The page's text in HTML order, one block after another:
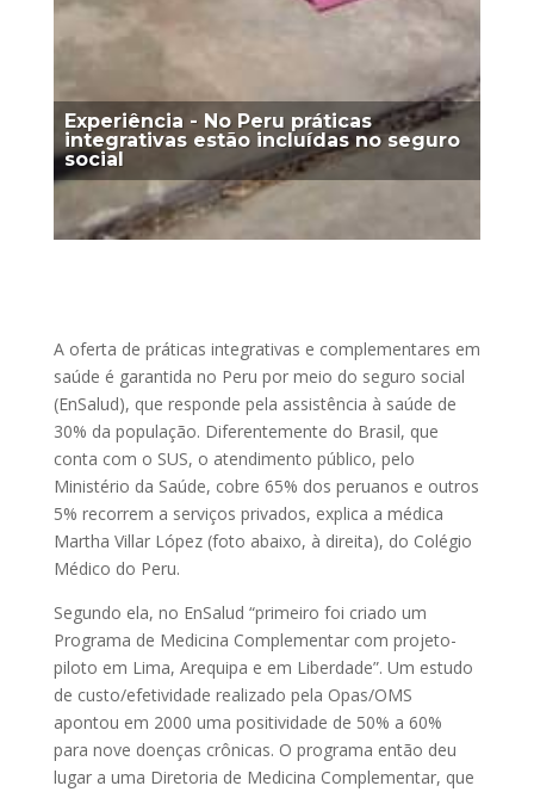
Experiência - No Peru práticas
integrativas estão incluídas no seguro
social
A oferta de práticas integrativas e complementares em
saúde é garantida no Peru por meio do seguro social
(EnSalud), que responde pela assistência à saúde de
30% da população. Diferentemente do Brasil, que
conta com o SUS, o atendimento público, pelo
Ministério da Saúde, cobre 65% dos peruanos e outros
5% recorrem a serviços privados, explica a médica
Martha Villar López (foto abaixo, à direita), do Colégio
Médico do Peru.
Segundo ela, no EnSalud “primeiro foi criado um
Programa de Medicina Complementar com projeto-
piloto em Lima, Arequipa e em Liberdade”. Um estudo
de custo/efetividade realizado pela Opas/OMS
apontou em 2000 uma positividade de 50% a 60%
para nove doenças crônicas. O programa então deu
lugar a uma Diretoria de Medicina Complementar, que